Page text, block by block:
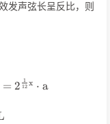
发声弦长呈反比，则
\cdot a
= 2 12
1 x ⋅ a